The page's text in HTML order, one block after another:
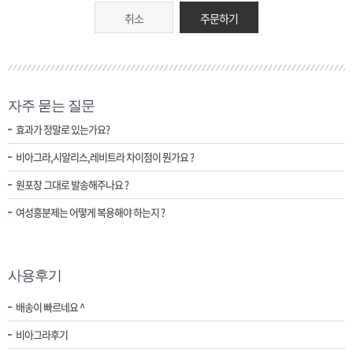
취소 주문하기
자주 묻는 질문
효과가 정말로 있는가요?
비아그라,시알리스,레비트라 차이점이 뭔가요 ?
원포장 그대로 발송해주나요 ?
여성흥분제는 어떻게 복용해야 하는지 ?
사용후기
배송이 빠르네요 ^
비아그라후기